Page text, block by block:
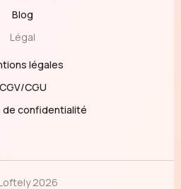
Blog
Légal
légales
CGV/CGU
de confidentialité
2026